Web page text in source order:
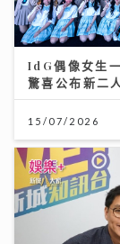
IdG偶像女生
驚喜公布新二
15/07/2026